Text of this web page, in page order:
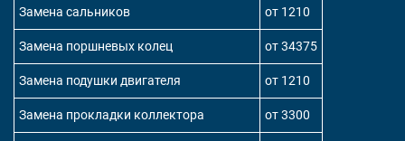
Замена сальников от 1210
Замена поршневых колец от 34375
Замена подушки двигателя от 1210
Замена прокладки коллектора от 3300